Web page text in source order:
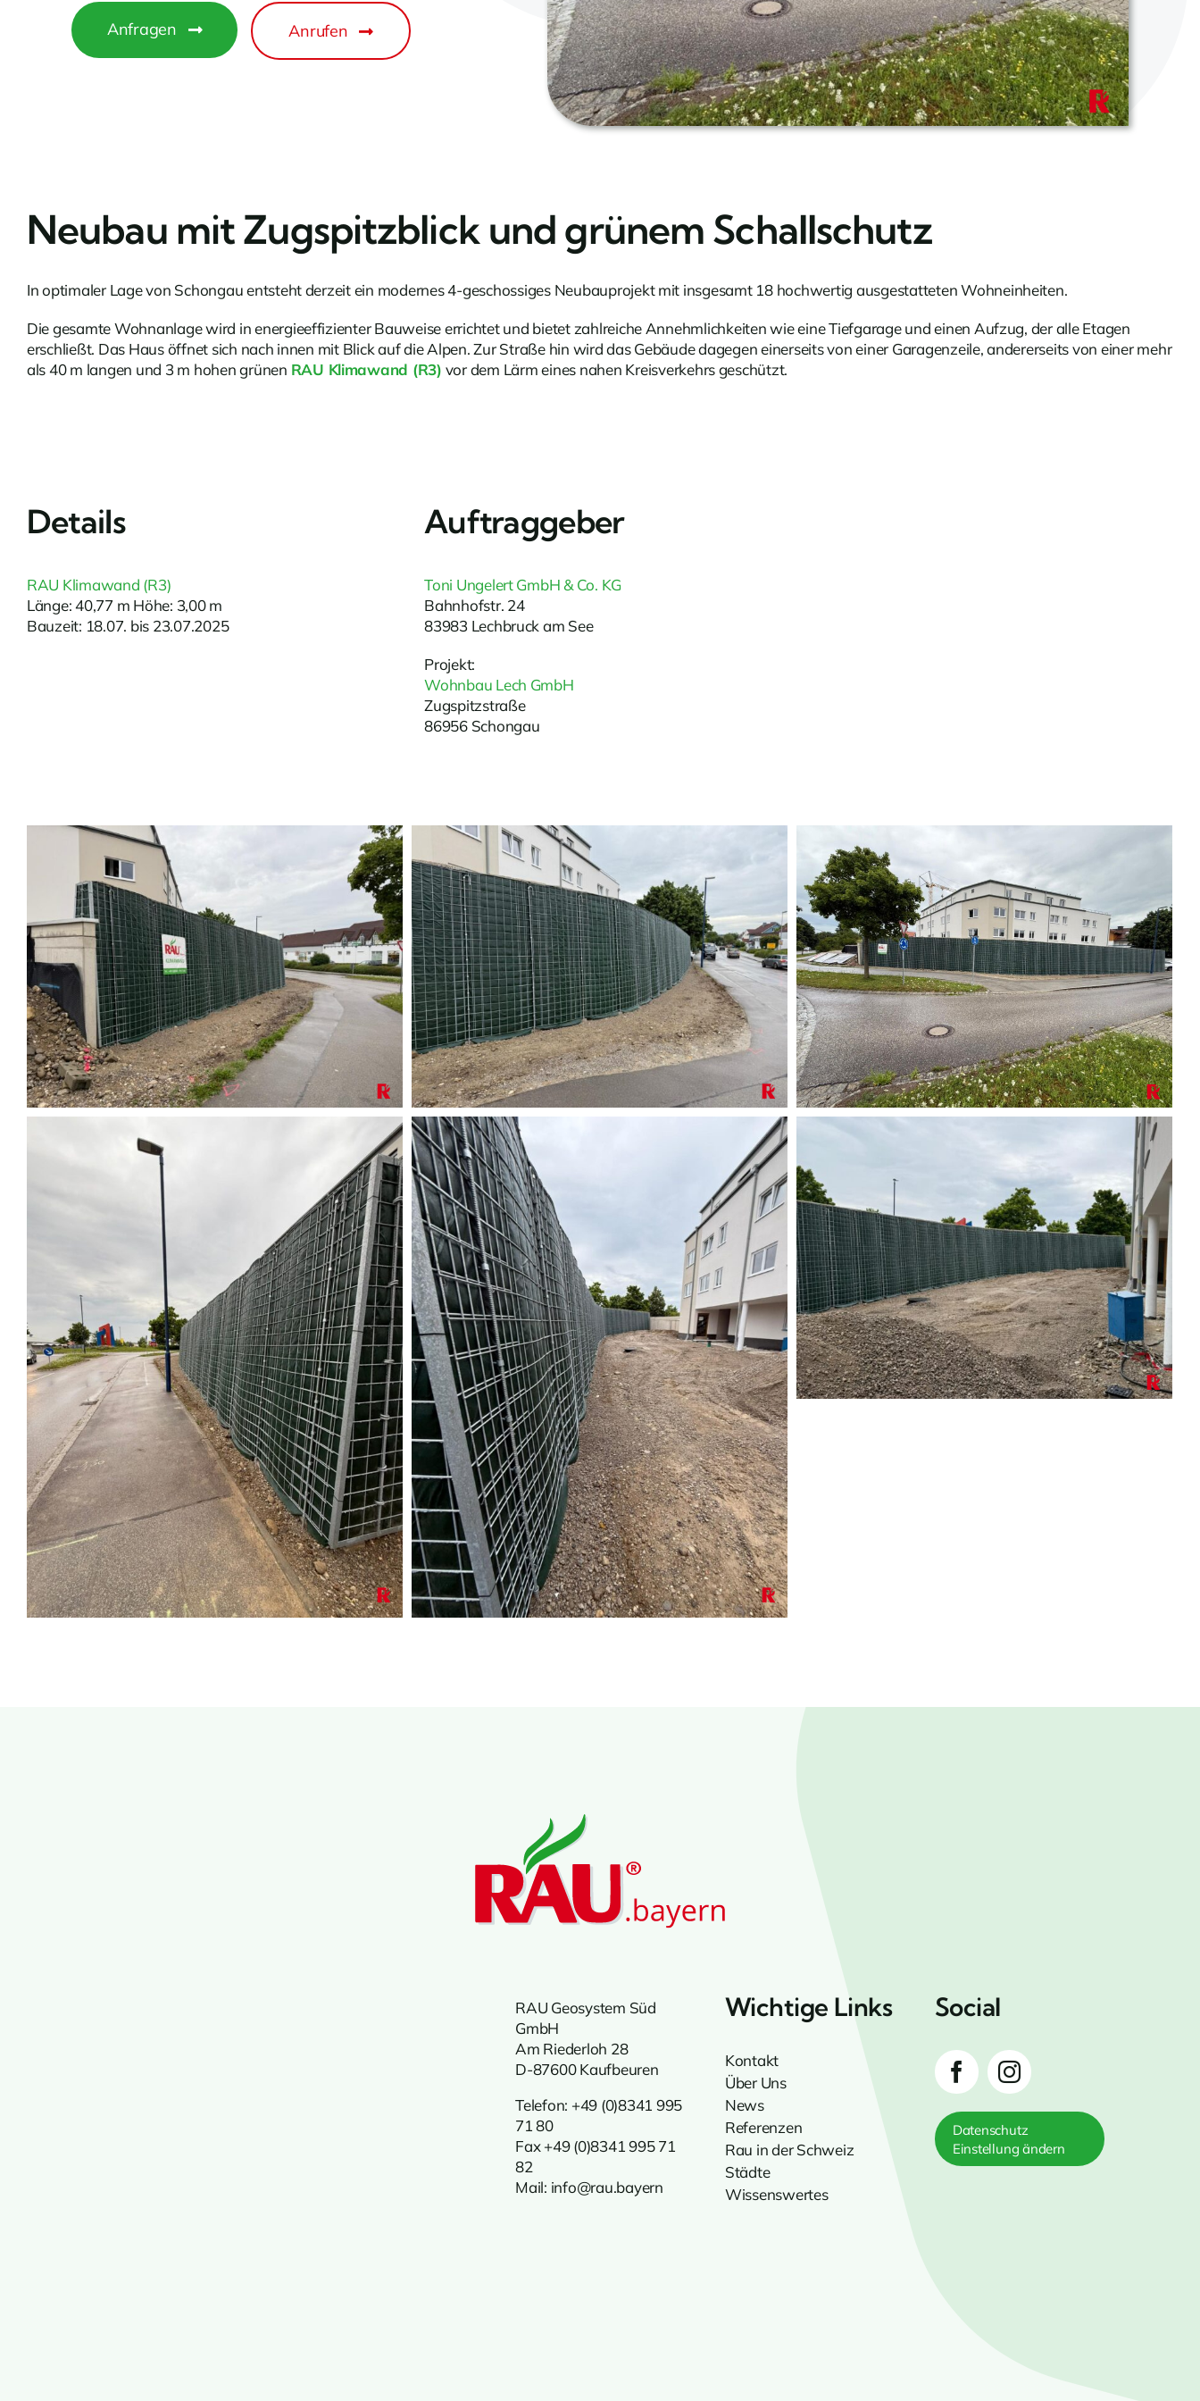
Anfragen Anrufen
Neubau mit Zugspitzblick und grünem Schallschutz
In optimaler Lage von Schongau entsteht derzeit ein modernes 4-geschossiges Neubauprojekt mit insgesamt 18 hochwertig ausgestatteten Wohneinheiten.
Die gesamte Wohnanlage wird in energieeffizienter Bauweise errichtet und bietet zahlreiche Annehmlichkeiten wie eine Tiefgarage und einen Aufzug, der alle Etagen
erschließt. Das Haus öffnet sich nach innen mit Blick auf die Alpen. Zur Straße hin wird das Gebäude dagegen einerseits von einer Garagenzeile, andererseits von einer mehr
als 40 m langen und 3 m hohen grünen RAU Klimawand (R3) vor dem Lärm eines nahen Kreisverkehrs geschützt.
Details
RAU Klimawand (R3)
Länge: 40,77 m Höhe: 3,00 m
Bauzeit: 18.07. bis 23.07.2025
Auftraggeber
Toni Ungelert GmbH & Co. KG
Bahnhofstr. 24
83983 Lechbruck am See
Projekt:
Wohnbau Lech GmbH
Zugspitzstraße
86956 Schongau
RAU Geosystem Süd
GmbH
Am Riederloh 28
D-87600 Kaufbeuren
Telefon: +49 (0)8341 995
71 80
Fax +49 (0)8341 995 71
82
Mail: info@rau.bayern
Wichtige Links
Kontakt
Über Uns
News
Referenzen
Rau in der Schweiz
Städte
Wissenswertes
Social
Datenschutz
Einstellung ändern